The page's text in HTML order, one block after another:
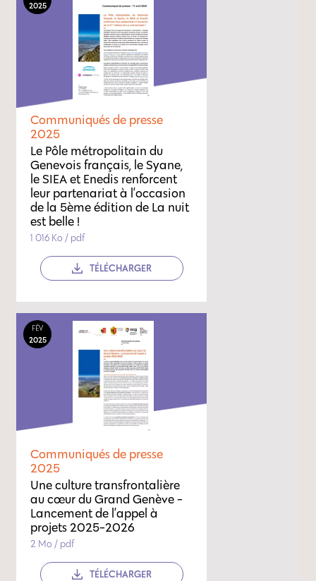
2025
Communiqués de presse
2025
Le Pôle métropolitain du
Genevois français, le Syane,
le SIEA et Enedis renforcent
leur partenariat à l’occasion
de la 5ème édition de La nuit
est belle !
1 016 Ko / pdf
TÉLÉCHARGER
FÉV
2025
Communiqués de presse
2025
Une culture transfrontalière
au cœur du Grand Genève -
Lancement de l’appel à
projets 2025-2026
2 Mo / pdf
TÉLÉCHARGER